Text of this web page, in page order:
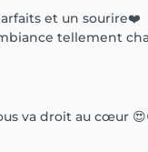
et un sourire❤️
tellement
va droit au cœur